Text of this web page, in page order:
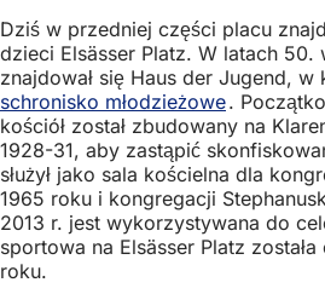
Dziś w przedniej części placu
dzieci Elsässer Platz. W latach 50.
znajdował się Haus der Jugend, w
schronisko młodzieżowe.
kościół został zbudowany na
1928-31, aby zastąpić
służył jako sala kościelna dla
1965 roku i kongregacji
2013 r. jest wykorzystywana do
sportowa na Elsässer Platz
roku.